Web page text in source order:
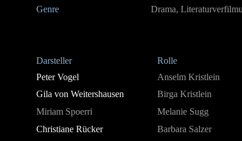
Genre
Drama,
Darsteller
Rolle
Peter Vogel
Anselm Kristlein
Gila von Weitershausen
Birga Kristlein
Miriam Spoerri
Melanie Sugg
Christiane Rücker
Barbara Salzer